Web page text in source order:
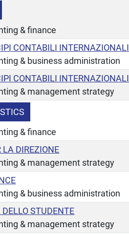
& finance
CONTABILI INTERNAZIONALI
& business administration
CONTABILI INTERNAZIONALI
& management strategy
& finance
LA DIREZIONE
& management strategy
& business administration
STUDENTE
& management strategy